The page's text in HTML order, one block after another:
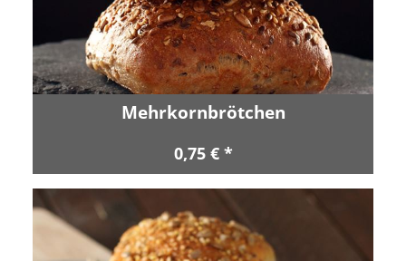
Mehrkornbrötchen
0,75 € *